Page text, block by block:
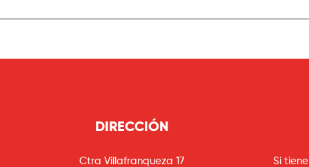
DIRECCIÓN
Ctra Villafranqueza 17
Si